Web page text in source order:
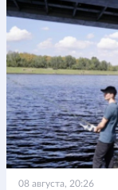
08 августа, 20:26